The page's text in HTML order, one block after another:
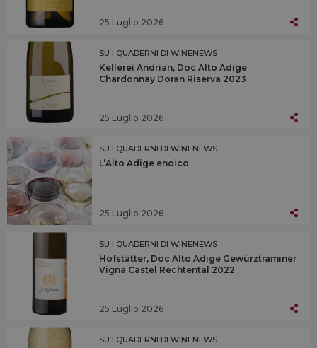
25 Luglio 2026
SU I QUADERNI DI WINENEWS
Kellerei Andrian, Doc Alto Adige
Chardonnay Doran Riserva 2023
25 Luglio 2026
SU I QUADERNI DI WINENEWS
L’Alto Adige enoico
25 Luglio 2026
SU I QUADERNI DI WINENEWS
Hofstätter, Doc Alto Adige Gewürztraminer
Vigna Castel Rechtental 2022
25 Luglio 2026
SU I QUADERNI DI WINENEWS